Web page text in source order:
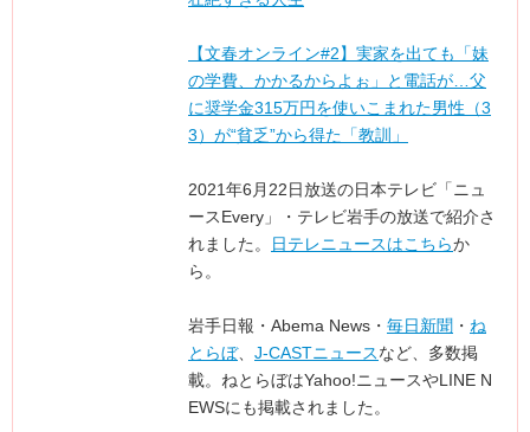
【文春オンライン#2】実家を出ても「妹
の学費、かかるからよぉ」と電話が…父
に奨学金315万円を使いこまれた男性（3
3）が“貧乏”から得た「教訓」
2021年6月22日放送の日本テレビ「ニュ
ースEvery」・テレビ岩手の放送で紹介さ
れました。
日テレニュースはこちらか
ら。
岩手日報・Abema News・ 毎日新聞 ・ ね
とらぼ、 J-CASTニュースなど、多数掲
載。ねとらぼはYahoo!ニュースやLINE N
EWSにも掲載されました。